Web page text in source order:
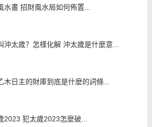
水畫 招財風水局如何佈置...
沖太歲？怎樣化解 沖太歲是什麼意...
木日主的財庫到底是什麼的詞條...
2023 犯太歲2023怎麼破...